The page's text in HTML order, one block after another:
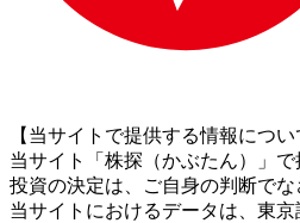
【当サイトで提供する情報につい
当サイト「株探（かぶたん）」
投資の決定は、ご自身の判断で
当サイトにおけるデータは、東京